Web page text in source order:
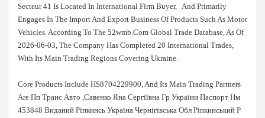
Secteur 41 Is Located In International Firm Buyer, And Primarily
Engages In The Import And Export Business Of Products Such As Motor
Vehicles. According To The 52wmb.com Global Trade Database, As Of
2026-06-03, The Company Has Completed 20 International Trades,
With Its Main Trading Regions Covering Ukraine.
Core Products Include HS8704229900, And Its Main Trading Partners
Are Пп Транс Авто ,савенко Яна Сергіївна Гр України Паспорт Нм
453848 Виданий Ріпкинсь Україна Чернігівська Обл Ріпкинський Р